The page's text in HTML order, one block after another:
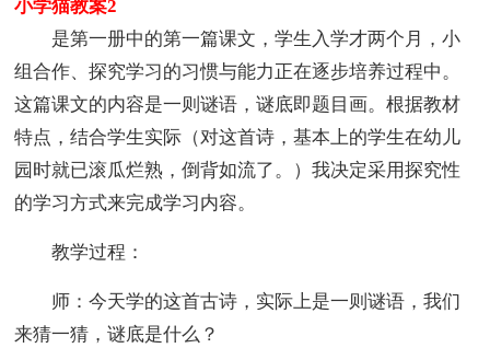
小学猫教案2
是第一册中的第一篇课文，学生入学才两个月，小
组合作、探究学习的习惯与能力正在逐步培养过程中。
这篇课文的内容是一则谜语，谜底即题目画。根据教材
特点，结合学生实际（对这首诗，基本上的学生在幼儿
园时就已滚瓜烂熟，倒背如流了。）我决定采用探究性
的学习方式来完成学习内容。
教学过程：
师：今天学的这首古诗，实际上是一则谜语，我们
来猜一猜，谜底是什么？